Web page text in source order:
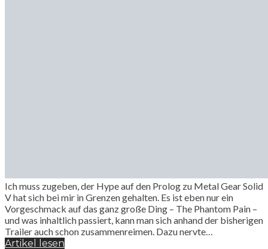
Ich muss zugeben, der Hype auf den Prolog zu Metal Gear Solid
V hat sich bei mir in Grenzen gehalten. Es ist eben nur ein
Vorgeschmack auf das ganz große Ding – The Phantom Pain –
und was inhaltlich passiert, kann man sich anhand der bisherigen
Trailer auch schon zusammenreimen. Dazu nervte…
Artikel lesen